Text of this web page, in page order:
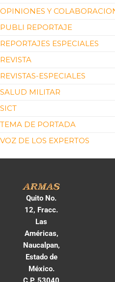
OPINIONES Y
PUBLI REPORTAJE
REPORTAJES ESPECIALES
REVISTA
REVISTAS-ESPECIALES
SALUD MILITAR
SICT
TEMA DE PORTADA
VOZ DE LOS EXPERTOS
Quito No.
12, Fracc.
Las
Américas,
Naucalpan,
Estado de
México.